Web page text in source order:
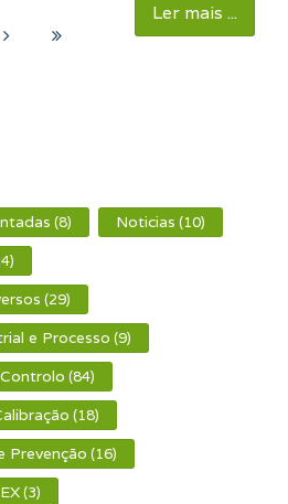
Ler mais ...
(8) Noticias (10)
(29)
e Processo (9)
(84)
(18)
Prevenção (16)
(3)